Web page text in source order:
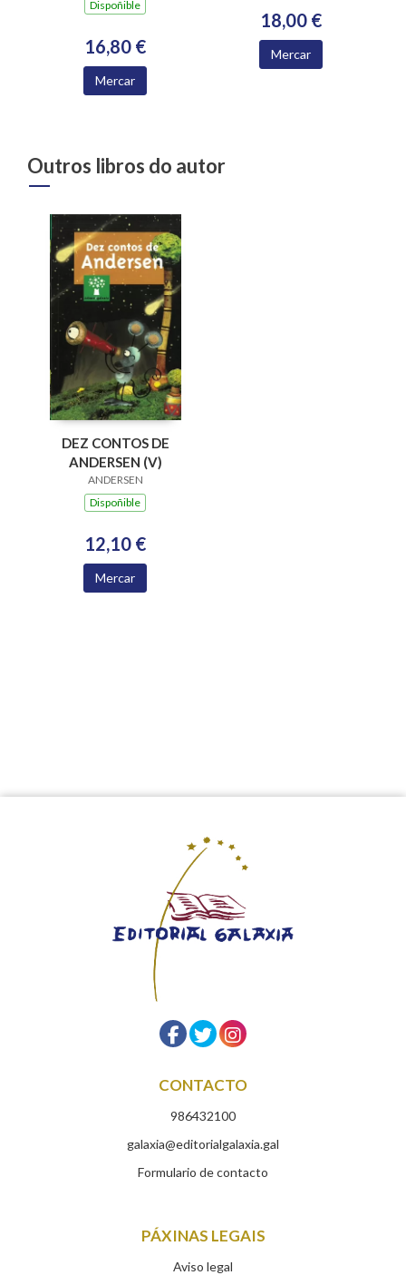
Dispoñible
16,80 €
Mercar
18,00 €
Mercar
Outros libros do autor
DEZ CONTOS DE
ANDERSEN (V)
ANDERSEN
Dispoñible
12,10 €
Mercar
CONTACTO
986432100
galaxia@editorialgalaxia.gal
Formulario de contacto
PÁXINAS LEGAIS
Aviso legal